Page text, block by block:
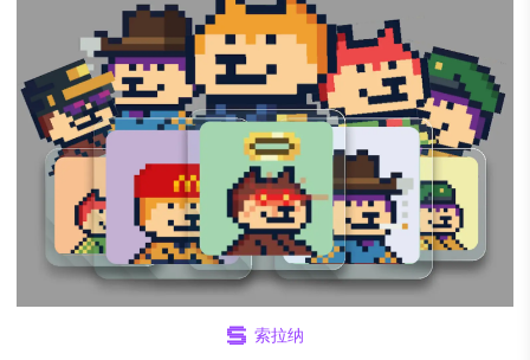
索拉纳